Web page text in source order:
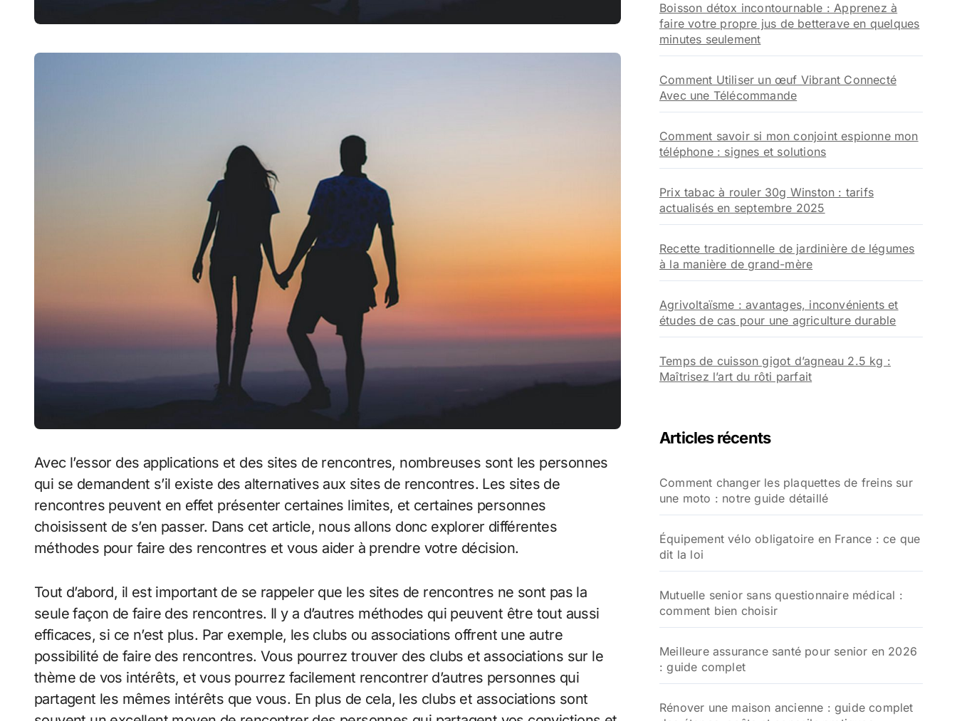
Avec l’essor des applications et des sites de rencontres, nombreuses sont les personnes
qui se demandent s’il existe des alternatives aux sites de rencontres. Les sites de
rencontres peuvent en effet présenter certaines limites, et certaines personnes
choisissent de s’en passer. Dans cet article, nous allons donc explorer différentes
méthodes pour faire des rencontres et vous aider à prendre votre décision.
Tout d’abord, il est important de se rappeler que les sites de rencontres ne sont pas la
seule façon de faire des rencontres. Il y a d’autres méthodes qui peuvent être tout aussi
efficaces, si ce n’est plus. Par exemple, les clubs ou associations offrent une autre
possibilité de faire des rencontres. Vous pourrez trouver des clubs et associations sur le
thème de vos intérêts, et vous pourrez facilement rencontrer d’autres personnes qui
partagent les mêmes intérêts que vous. En plus de cela, les clubs et associations sont
Boisson détox incontournable : Apprenez à
faire votre propre jus de betterave en quelques
minutes seulement
Comment Utiliser un œuf Vibrant Connecté
Avec une Télécommande
Comment savoir si mon conjoint espionne mon
téléphone : signes et solutions
Prix tabac à rouler 30g Winston : tarifs
actualisés en septembre 2025
Recette traditionnelle de jardinière de légumes
à la manière de grand-mère
Agrivoltaïsme : avantages, inconvénients et
études de cas pour une agriculture durable
Temps de cuisson gigot d’agneau 2.5 kg :
Maîtrisez l’art du rôti parfait
Articles récents
Comment changer les plaquettes de freins sur
une moto : notre guide détaillé
Équipement vélo obligatoire en France : ce que
dit la loi
Mutuelle senior sans questionnaire médical :
comment bien choisir
Meilleure assurance santé pour senior en 2026
: guide complet
Rénover une maison ancienne : guide complet